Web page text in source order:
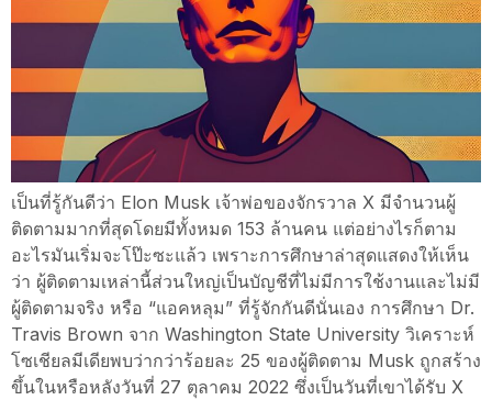
เป็นที่รู้กันดีว่า Elon Musk เจ้าพ่อของจักรวาล X มีจำนวนผู้
ติดตามมากที่สุดโดยมีทั้งหมด 153 ล้านคน แต่อย่างไรก็ตาม
อะไรมันเริ่มจะโป๊ะซะแล้ว เพราะการศึกษาล่าสุดแสดงให้เห็น
ว่า ผู้ติดตามเหล่านี้ส่วนใหญ่เป็นบัญชีที่ไม่มีการใช้งานและไม่มี
ผู้ติดตามจริง หรือ “แอคหลุม” ที่รู้จักกันดีนั่นเอง การศึกษา Dr.
Travis Brown จาก Washington State University วิเคราะห์
โซเชียลมีเดียพบว่ากว่าร้อยละ 25 ของผู้ติดตาม Musk ถูกสร้าง
ขึ้นในหรือหลังวันที่ 27 ตุลาคม 2022 ซึ่งเป็นวันที่เขาได้รับ X